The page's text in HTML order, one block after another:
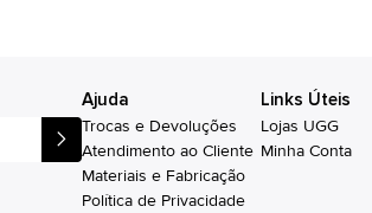
Ajuda
Trocas e Devoluções
Atendimento ao Cliente
Materiais e Fabricação
Política de Privacidade
Links Úteis
Lojas UGG
Minha Conta